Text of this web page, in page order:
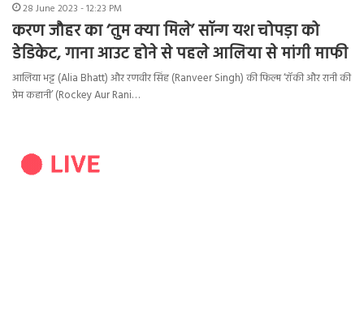
28 June 2023 - 12:23 PM
करण जौहर का ‘तुम क्या मिले’ सॉन्ग यश चोपड़ा को
डेडिकेट, गाना आउट होने से पहले आलिया से मांगी माफी
आलिया भट्ट (Alia Bhatt) और रणवीर सिंह (Ranveer Singh) की फिल्म ‘रॉकी और रानी की
प्रेम कहानी’ (Rockey Aur Rani…